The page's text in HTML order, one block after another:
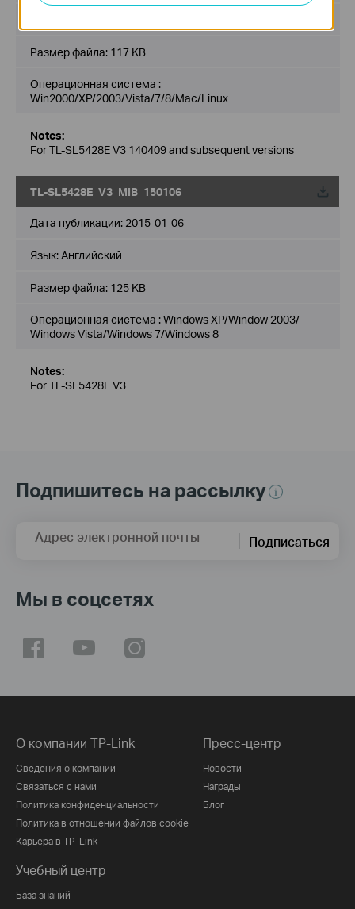
Размер файла: 117 KB
Операционная система :
Win2000/XP/2003/Vista/7/8/Mac/Linux
Notes:
For TL-SL5428E V3 140409 and subsequent versions
TL-SL5428E_V3_MIB_150106
Дата публикации: 2015-01-06
Язык:Английский
Размер файла: 125 KB
Операционная система : Windows XP/Window 2003/
Windows Vista/Windows 7/Windows 8
Notes:
For TL-SL5428E V3
Подпишитесь на рассылку
Адрес электронной почты Подписаться
Мы в соцсетях
О компании TP-Link
Сведения о компании
Связаться с нами
Политика конфиденциальности
Политика в отношении файлов cookie
Карьера в TP-Link
Пресс-центр
Новости
Награды
Блог
Учебный центр
База знаний